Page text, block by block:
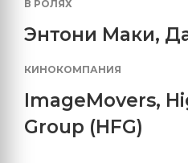
В РОЛЯХ
Энтони Маки,
КИНОКОМПАНИЯ
ImageMovers,
Group (HFG)